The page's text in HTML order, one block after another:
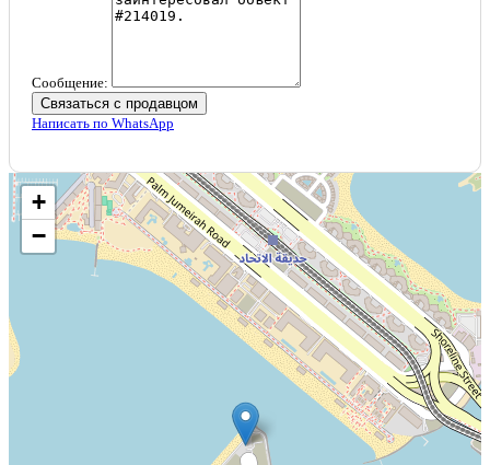
Сообщение:
Связаться с продавцом
Написать по WhatsApp
+
−